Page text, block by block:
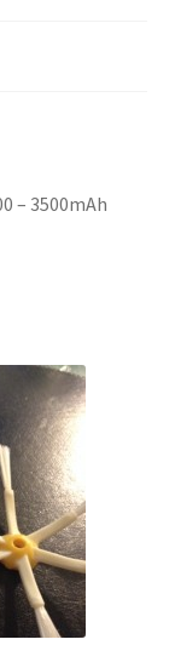
– 3500mAh